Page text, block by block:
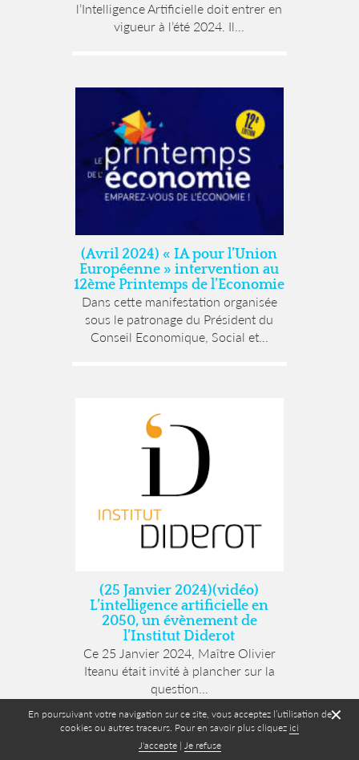
✕
En poursuivant votre navigation sur ce site, vous acceptez l’utilisation de
cookies ou autres traceurs. Pour en savoir plus cliquez ici
J'accepte| Je refuse
l’Intelligence Artificielle doit entrer en
vigueur à l’été 2024. Il...
(Avril 2024) « IA pour l’Union
Européenne » intervention au
12ème Printemps de l’Economie
Dans cette manifestation organisée
sous le patronage du Président du
Conseil Economique, Social et...
(25 Janvier 2024)(vidéo)
L’intelligence artificielle en
2050, un évènement de
l’Institut Diderot
Ce 25 Janvier 2024, Maître Olivier
Iteanu était invité à plancher sur la
question...